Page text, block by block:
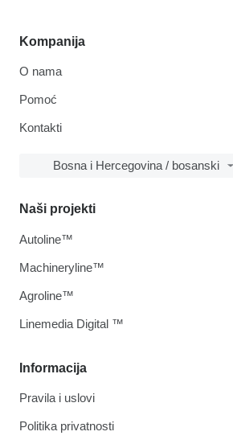
Kompanija
O nama
Pomoć
Kontakti
Bosna i Hercegovina / bosanski
Informacija
Pravila i uslovi
Politika privatnosti
Naši projekti
Autoline™
Machineryline™
Agroline™
Linemedia Digital ™